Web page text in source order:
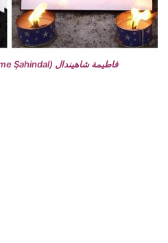
فاطيمة شاهيندال (Fadime Şahindal) . ووالدها (الجاني)